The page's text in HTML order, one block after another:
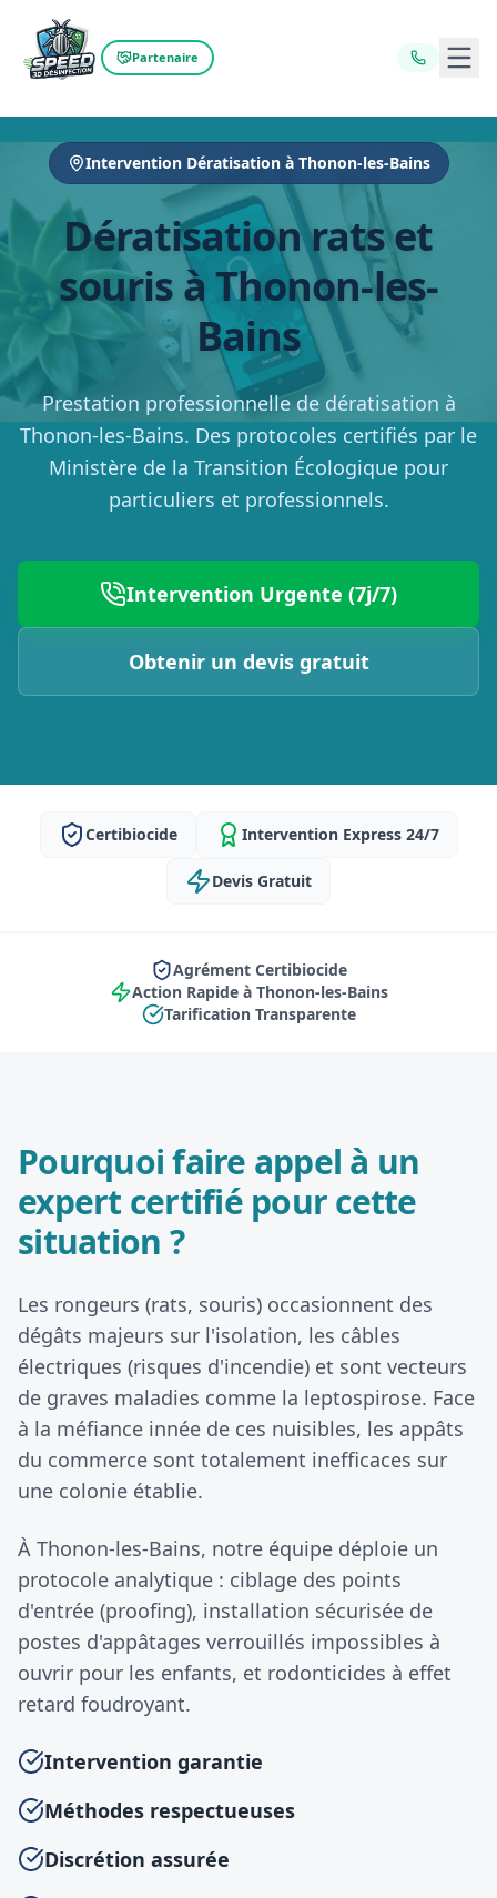
Partenaire
Intervention Dératisation à Thonon-les-Bains
Dératisation rats et
souris à Thonon-les-
Bains
Prestation professionnelle de dératisation à
Thonon-les-Bains. Des protocoles certifiés par le
Ministère de la Transition Écologique pour
particuliers et professionnels.
Intervention Urgente (7j/7)
Obtenir un devis gratuit
Certibiocide Intervention Express 24/7
Devis Gratuit
Agrément Certibiocide
Action Rapide à Thonon-les-Bains
Tarification Transparente
Pourquoi faire appel à un
expert certifié pour cette
situation ?
Les rongeurs (rats, souris) occasionnent des
dégâts majeurs sur l'isolation, les câbles
électriques (risques d'incendie) et sont vecteurs
de graves maladies comme la leptospirose. Face
à la méfiance innée de ces nuisibles, les appâts
du commerce sont totalement inefficaces sur
une colonie établie.
À Thonon-les-Bains, notre équipe déploie un
protocole analytique : ciblage des points
d'entrée (proofing), installation sécurisée de
postes d'appâtages verrouillés impossibles à
ouvrir pour les enfants, et rodonticides à effet
retard foudroyant.
Intervention garantie
Méthodes respectueuses
Discrétion assurée